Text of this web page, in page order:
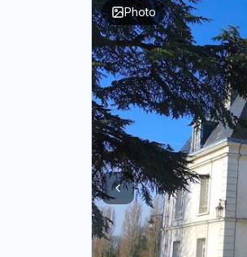
Photo